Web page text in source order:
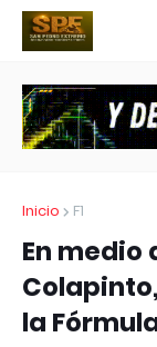
Inicio F1
En medio
la